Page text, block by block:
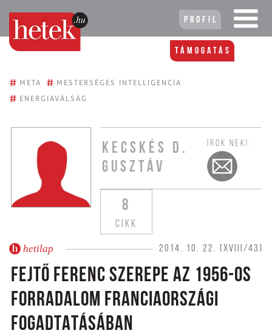
Profil
Támogatás
# META # MESTERSÉGES INTELLIGENCIA
# ENERGIAVÁLSÁG
KECSKÉS D.
GUSZTÁV
ÍROK NEKI:
8
CIKK
hetilap 2014. 10. 22. (XVIII/43)
FEJTŐ FERENC SZEREPE AZ 1956-OS
FORRADALOM FRANCIAORSZÁGI
FOGADTATÁSÁBAN